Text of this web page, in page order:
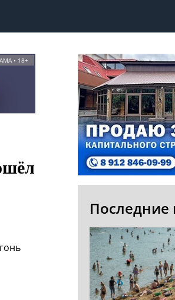
• 18+
Последние